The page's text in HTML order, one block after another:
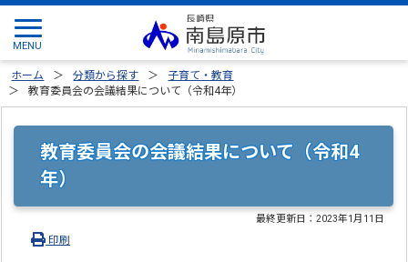
ホーム 分類から探す
子育て・教育
教育委員会の会議結果について（令和4年）
教育委員会の会議結果について（令和4
年）
最終更新日：2023年1月11日
印刷